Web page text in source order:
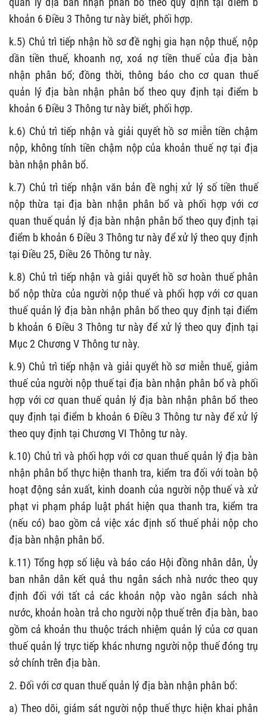
khoản 6 Điều 3 Thông tư này biết, phối hợp.
k.5) Chủ trì tiếp nhận hồ sơ đề nghị gia hạn nộp thuế, nộp
dần tiền thuế, khoanh nợ, xoá nợ tiền thuế của địa bàn
nhận phân bổ; đồng thời, thông báo cho cơ quan thuế
quản lý địa bàn nhận phân bổ theo quy định tại điểm b
khoản 6 Điều 3 Thông tư này biết, phối hợp.
k.6) Chủ trìtiếp nhận và giải quyết hồ sơmiễn tiền chậm
nộp, không tính tiền chậm nộp của khoản thuế nợ tại địa
bàn nhận phân bổ.
k.7) Chủ trì tiếp nhận văn bản đề nghị xử lý số tiền thuế
nộp thừa tại địa bàn nhận phân bổ và phối hợp với cơ
quan thuế quản lý địa bàn nhận phân bổ theo quy định tại
điểm b khoản 6 Điều 3 Thông tư này để xử lý theo quy định
tại Điều 25, Điều 26 Thông tư này.
k.8) Chủ trì tiếp nhận và giải quyết hồ sơ hoàn thuế phân
bổ nộp thừa của người nộp thuế và phối hợp với cơ quan
thuế quản lý địa bàn nhận phân bổ theo quy định tại điểm
b khoản 6 Điều 3 Thông tư này để xử lý theo quy định tại
Mục 2 Chương V Thông tư này.
k.9) Chủ trì tiếp nhận và giải quyết hồ sơ miễn thuế, giảm
thuế của người nộp thuế tại địa bàn nhận phân bổ và phối
hợp với cơ quan thuế quản lý địa bàn nhận phân bổ theo
quy định tại điểm b khoản 6 Điều 3 Thông tư này để xử lý
theo quy định tại Chương VI Thông tư này.
k.10) Chủ trì và phối hợp với cơ quan thuế quản lý địa bàn
nhận phân bổ thực hiện thanh tra, kiểm tra đối với toàn bộ
hoạt động sản xuất, kinh doanh của người nộp thuế và xử
phạt vi phạm pháp luật phát hiện qua thanh tra, kiểm tra
(nếu có) bao gồm cả việc xác định số thuế phải nộp cho
địa bàn nhận phân bổ.
k.11) Tổng hợp số liệu và báo cáo Hội đồng nhân dân, Ủy
ban nhân dân kết quả thu ngân sách nhà nước theo quy
định đối với tất cả các khoản nộp vào ngân sách nhà
nước, khoản hoàn trả cho người nộp thuế trên địa bàn, bao
gồm cả khoản thu thuộc trách nhiệm quản lý của cơ quan
thuế quản lý trực tiếp khác nhưng người nộp thuế đóng trụ
sở chính trên địa bàn.
2. Đối với cơ quan thuếquản lý địa bàn nhận phân bổ:
a) Theo dõi, giám sát người nộp thuế thực hiện khai phân